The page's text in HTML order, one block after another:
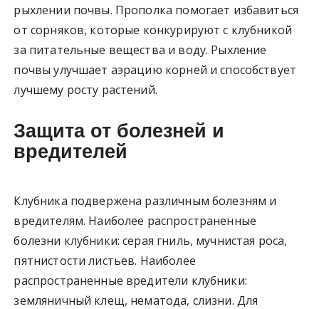
рыхлении почвы. Прополка помогает избавиться
от сорняков, которые конкурируют с клубникой
за питательные вещества и воду. Рыхление
почвы улучшает аэрацию корней и способствует
лучшему росту растений.
Защита от болезней и
вредителей
Клубника подвержена различным болезням и
вредителям. Наиболее распространенные
болезни клубники: серая гниль, мучнистая роса,
пятнистости листьев. Наиболее
распространенные вредители клубники:
земляничный клещ, нематода, слизни. Для